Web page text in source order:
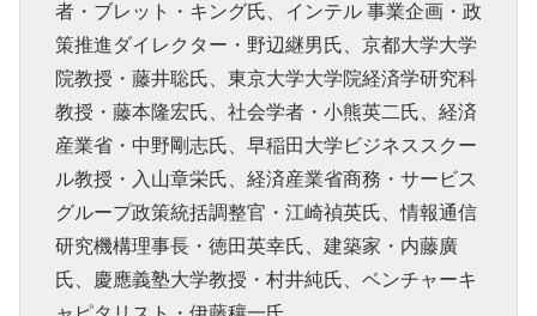
者・ブレット・キング氏、インテル 事業企画・政
策推進ダイレクター・野辺継男氏、京都大学大学
院教授・藤井聡氏、東京大学大学院経済学研究科
教授・藤本隆宏氏、社会学者・小熊英二氏、経済
産業省・中野剛志氏、早稲田大学ビジネススクー
ル教授・入山章栄氏、経済産業省商務・サービス
グループ政策統括調整官・江崎禎英氏、情報通信
研究機構理事長・徳田英幸氏、建築家・内藤廣
氏、慶應義塾大学教授・村井純氏、ベンチャーキ